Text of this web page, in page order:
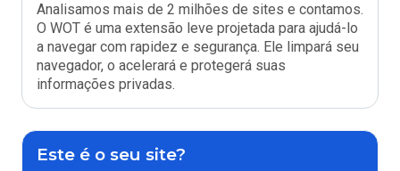
Analisamos mais de 2 milhões de sites e contamos.
O WOT é uma extensão leve projetada para ajudá-lo
a navegar com rapidez e segurança. Ele limpará seu
navegador, o acelerará e protegerá suas
informações privadas.
Este é o seu site?